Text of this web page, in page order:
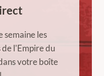
semaine les
l'Empire du
votre boîte